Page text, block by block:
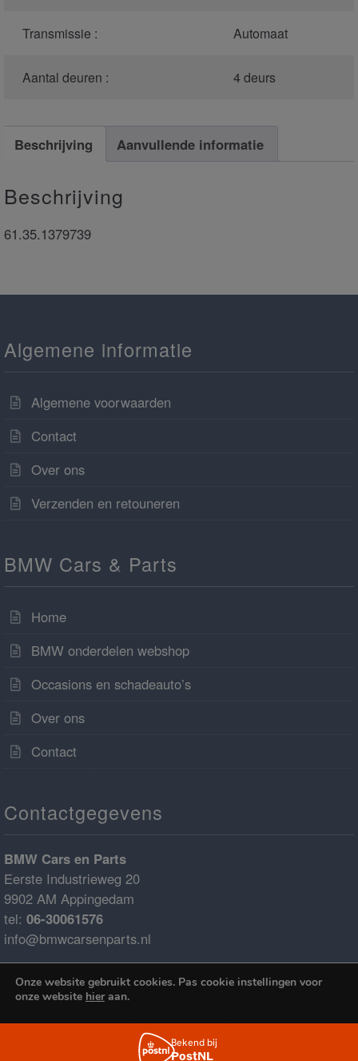
Transmissie : Automaat
Aantal deuren : 4 deurs
Beschrijving Aanvullende informatie
Beschrijving
61.35.1379739
Algemene informatie
Algemene voorwaarden
Contact
Over ons
Verzenden en retouneren
BMW Cars & Parts
Home
BMW onderdelen webshop
Occasions en schadeauto’s
Over ons
Contact
Contactgegevens
BMW Cars en Parts
Eerste Industrieweg 20
9902 AM Appingedam
tel: 06-30061576
info@bmwcarsenparts.nl
BTW nr: NL001423607b49
IBAN: NL68ABNA0524394334
Onze website gebruikt cookies. Pas cookie instellingen voor
onze website hieraan.